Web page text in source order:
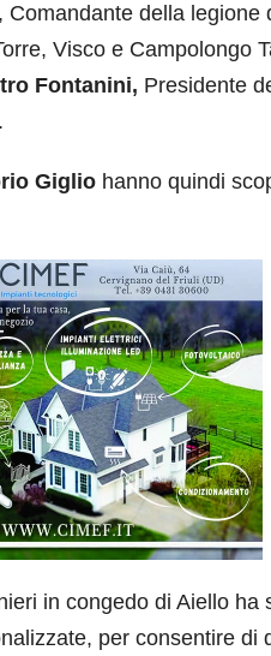
, Comandante della legione
Visco e Campolongo
Fontanini, Presidente
Giglio hanno quindi
in congedo di Aiello
per consentire di